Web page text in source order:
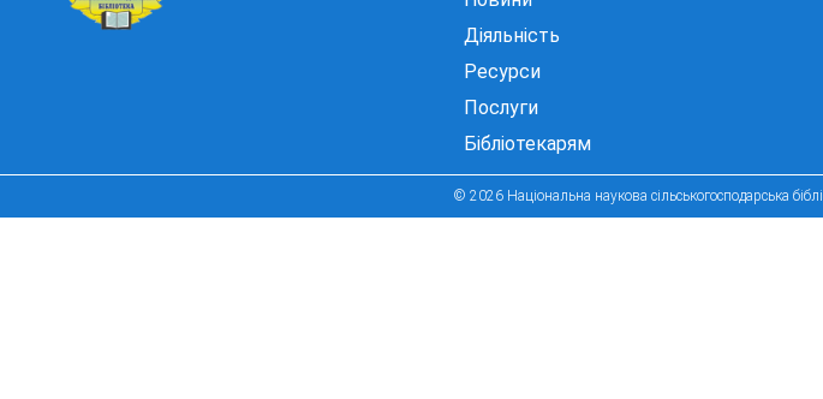
Діяльність
Ресурси
Послуги
Бібліотекарям
© 2026 Національна наукова сільськогосподарська